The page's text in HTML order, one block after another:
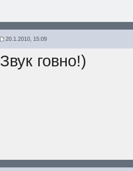
20.1.2010, 15:09
Звук говно!)